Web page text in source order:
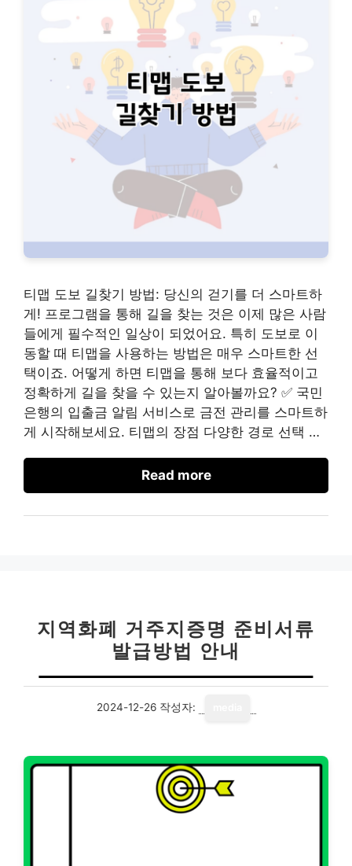
티맵 도보 길찾기 방법: 당신의 걷기를 더 스마트하
게! 프로그램을 통해 길을 찾는 것은 이제 많은 사람
들에게 필수적인 일상이 되었어요. 특히 도보로 이
동할 때 티맵을 사용하는 방법은 매우 스마트한 선
택이죠. 어떻게 하면 티맵을 통해 보다 효율적이고
정확하게 길을 찾을 수 있는지 알아볼까요? ✅ 국민
은행의 입출금 알림 서비스로 금전 관리를 스마트하
게 시작해보세요. 티맵의 장점 다양한 경로 선택 …
Read more
지역화폐 거주지증명 준비서류
발급방법 안내
2024-12-26 작성자: